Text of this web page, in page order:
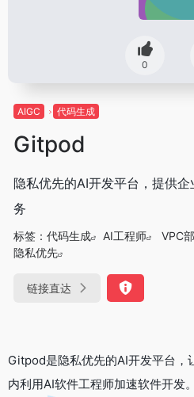
0
AIGC 代码生成
Gitpod
隐私优先的AI开发平台，提供
务
标签： 代码生成 AI工程师 VPC
隐私优先
链接直达
Gitpod是隐私优先的AI开发平台，
内利用AI软件工程师加速软件开发